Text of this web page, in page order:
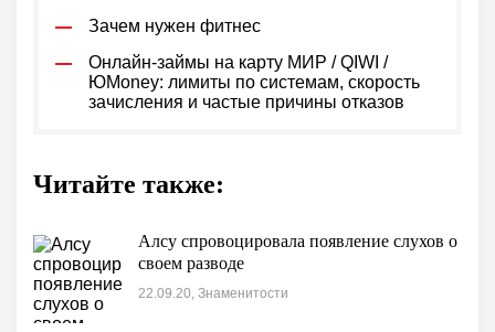
Зачем нужен фитнес
Онлайн-займы на карту МИР / QIWI /
ЮMoney: лимиты по системам, скорость
зачисления и частые причины отказов
Читайте также:
Алсу спровоцировала появление слухов о
своем разводе
22.09.20, Знаменитости